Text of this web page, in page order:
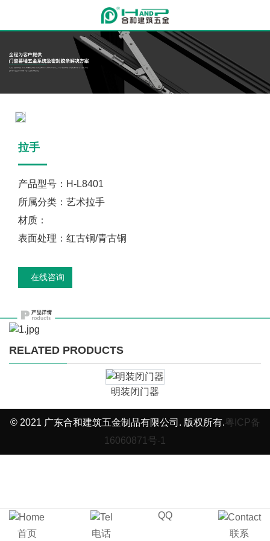
拉手
产品型号：H-L8401
所属分类：艺术拉手
材质：
表面处理：红古铜/青古铜
在线咨询
RELATED PRODUCTS
明装闭门器
© 2021 广东合和建筑五金制品有限公司. 版权所有.粤ICP备
16060871号-1
首页 电话
QQ
联系